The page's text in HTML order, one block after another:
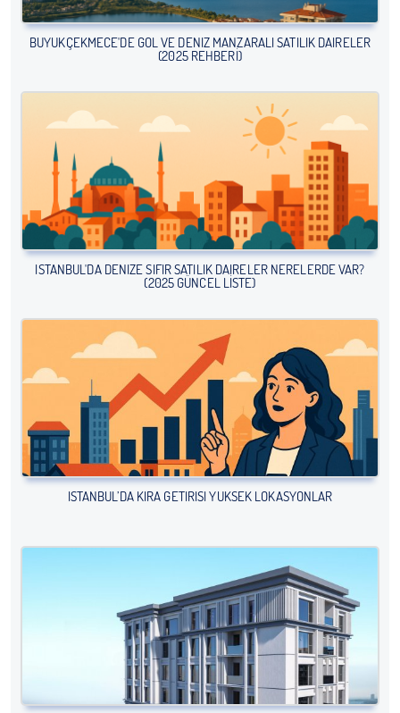
BÜYÜKÇEKMECE'DE GÖL VE DENIZ MANZARALI SATILIK DAIRELER
(2025 REHBERI)
İSTANBUL'DA DENIZE SIFIR SATILIK DAIRELER NERELERDE VAR?
(2025 GÜNCEL LISTE)
İSTANBUL’DA KIRA GETIRISI YÜKSEK LOKASYONLAR